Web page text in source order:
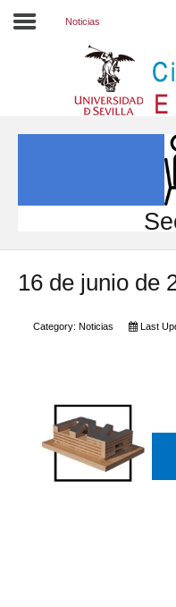
INVESTIGACIÓN
INTERNACIONAL
Directorio FCCE
Noticias
16 de junio de
Category: Noticias Last